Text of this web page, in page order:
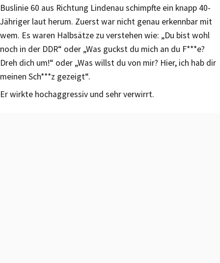
Buslinie 60 aus Richtung Lindenau schimpfte ein knapp 40-
Jähriger laut herum. Zuerst war nicht genau erkennbar mit
wem. Es waren Halbsätze zu verstehen wie: „Du bist wohl
noch in der DDR“ oder „Was guckst du mich an du F***e?
Dreh dich um!“ oder „Was willst du von mir? Hier, ich hab dir
meinen Sch***z gezeigt“.
Er wirkte hochaggressiv und sehr verwirrt.